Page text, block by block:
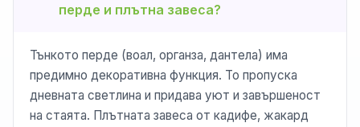
перде и плътна завеса?
Тънкото перде (воал, органза, дантела) има
предимно декоративна функция. То пропуска
дневната светлина и придава уют и завършеност
на стаята. Плътната завеса от кадифе, жакард